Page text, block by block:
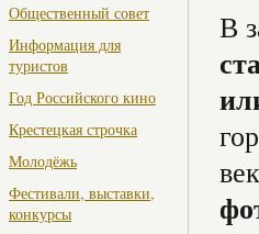
Общественный совет
Информация для
туристов
Год Российского кино
Крестецкая строчка
Молодёжь
Фестивали, выставки,
конкурсы
В